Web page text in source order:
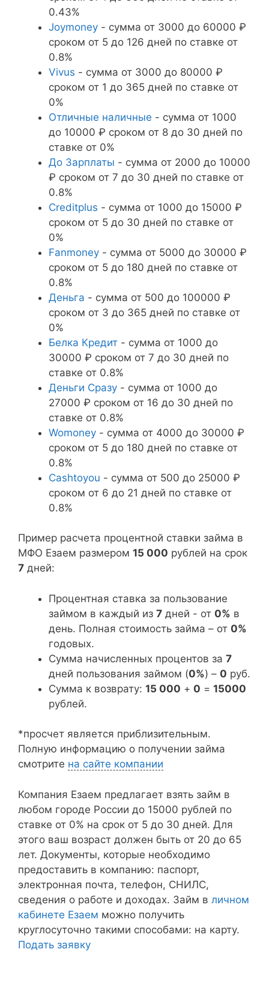
0.43%
Joymoney - сумма от 3000 до 60000 ₽
сроком от 5 до 126 дней по ставке от
0.8%
Vivus - сумма от 3000 до 80000 ₽
сроком от 1 до 365 дней по ставке от
0%
Отличные наличные - сумма от 1000
до 10000 ₽ сроком от 8 до 30 дней по
ставке от 0%
До Зарплаты - сумма от 2000 до 10000
₽ сроком от 7 до 30 дней по ставке от
0.8%
Creditplus - сумма от 1000 до 15000 ₽
сроком от 5 до 30 дней по ставке от
0%
Fanmoney - сумма от 5000 до 30000 ₽
сроком от 5 до 180 дней по ставке от
0.8%
Деньга - сумма от 500 до 100000 ₽
сроком от 3 до 365 дней по ставке от
0%
Белка Кредит - сумма от 1000 до
30000 ₽ сроком от 7 до 30 дней по
ставке от 0.8%
Деньги Сразу - сумма от 1000 до
27000 ₽ сроком от 16 до 30 дней по
ставке от 0.8%
Womoney - сумма от 4000 до 30000 ₽
сроком от 5 до 180 дней по ставке от
0.8%
Cashtoyou - сумма от 500 до 25000 ₽
сроком от 6 до 21 дней по ставке от
0.8%
Пример расчета процентной ставки займа в
МФО Езаем размером 15 000 рублей на срок
7 дней:
Процентная ставка за пользование
займом в каждый из 7 дней - от 0% в
день. Полная стоимость займа – от 0%
годовых.
Сумма начисленных процентов за 7
дней пользования займом (0%) – 0 руб.
Сумма к возврату: 15 000 + 0 = 15000
рублей.
*просчет является приблизительным.
Полную информацию о получении займа
смотрите на сайте компании
Компания Езаем предлагает взять займ в
любом городе России до 15000 рублей по
ставке от 0% на срок от 5 до 30 дней. Для
этого ваш возраст должен быть от 20 до 65
лет. Документы, которые необходимо
предоставить в компанию: паспорт,
электронная почта, телефон, СНИЛС,
сведения о работе и доходах. Займ в личном
кабинете Езаем можно получить
круглосуточно такими способами: на карту.
Подать заявку